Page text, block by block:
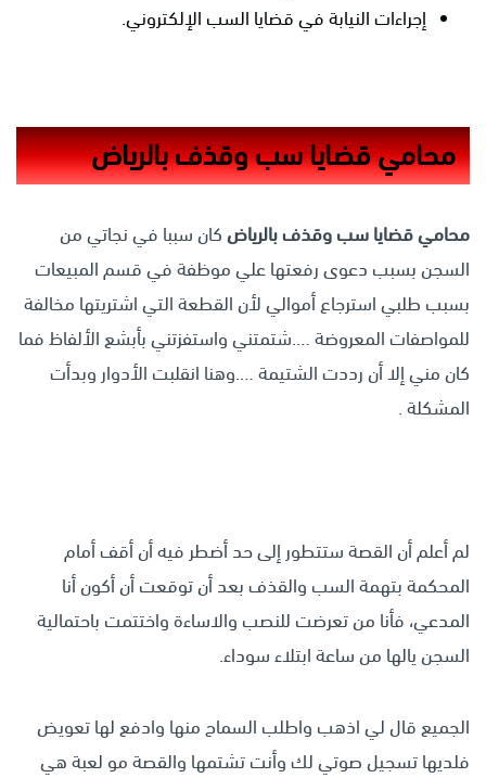
إجراءات النيابة في قضايا السب الإلكتروني.
محامي قضايا سب وقذف بالرياض
محامي قضايا سب وقذف بالرياضكان سببا في نجاتي من
السجن بسبب دعوى رفعتها علي موظفة في قسم المبيعات
بسبب طلبي استرجاع أموالي لأن القطعة التي اشتريتها مخالفة
للمواصفات المعروضة ….شتمتني واستفزتني بأبشع الألفاظ فما
كان مني إلا أن رددت الشتيمة ….وهنا انقلبت الأدوار وبدأت
المشكلة .
لم أعلم أن القصة ستتطور إلى حد أضطر فيه أن أقف أمام
المحكمة بتهمة السب والقذف بعد أن توقعت أن أكون أنا
المدعي، فأنا من تعرضت للنصب والاساءة واختتمت باحتمالية
السجن يالها من ساعة ابتلاء سوداء.
الجميع قال لي اذهب واطلب السماح منها وادفع لها تعويض
فلديها تسجيل صوتي لك وأنت تشتمها والقصة مو لعبة هي